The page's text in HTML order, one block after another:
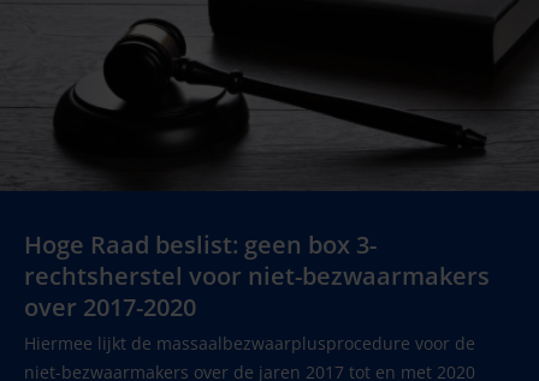
Hoge Raad beslist: geen box 3-
rechtsherstel voor niet-bezwaarmakers
over 2017-2020
Hiermee lijkt de massaalbezwaarplusprocedure voor de
niet-bezwaarmakers over de jaren 2017 tot en met 2020